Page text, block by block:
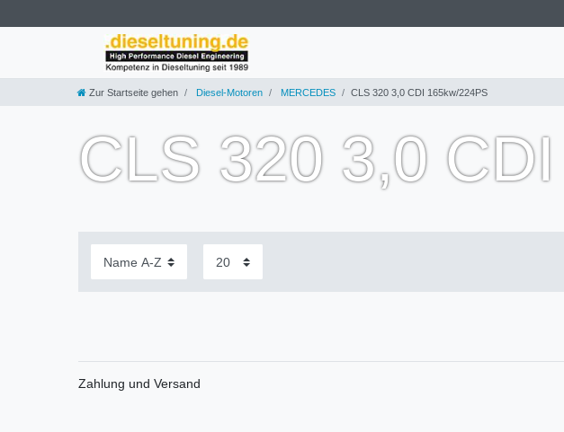
Zur Startseite gehen Diesel-Motoren MERCEDES CLS 320 3,0 CDI 165kw/224PS
CLS 320 3,0
Zahlung und Versand